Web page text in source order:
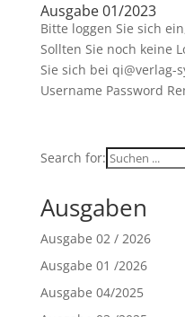
Ausgabe 01/2023
Bitte loggen Sie sich
Sollten Sie noch keine
Sie sich bei qi@verlag-
Username Password
Search for:
Ausgaben
Ausgabe 02 / 2026
Ausgabe 01 /2026
Ausgabe 04/2025